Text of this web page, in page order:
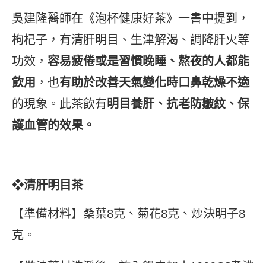
吳建隆醫師在《泡杯健康好茶》一書中提到，
枸杞子，有清肝明目、生津解渴、調降肝火等
功效， 容易疲倦或是習慣晚睡、熬夜的人都能
飲用 ，也有助於改善天氣變化時口鼻乾燥不適
的現象。此茶飲有明目養肝、抗老防皺紋、保
護血管的效果。
❖清肝明目茶
【準備材料】桑葉8克、菊花8克、炒決明子8
克。